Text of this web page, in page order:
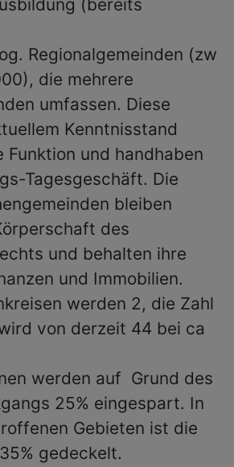
(bereits
Regionalgemeinden (zw
die mehrere
umfassen. Diese
Kenntnisstand
Funktion und handhaben
Tagesgeschäft. Die
bleiben
des
und behalten ihre
und Immobilien.
werden 2, die Zahl
von derzeit 44 bei ca
werden auf Grund des
25% eingespart. In
Gebieten ist die
gedeckelt.